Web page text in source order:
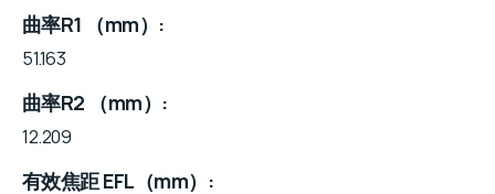
曲率R1 （mm）
51.163
曲率R2 （mm）
12.209
有效焦距 EFL（mm）